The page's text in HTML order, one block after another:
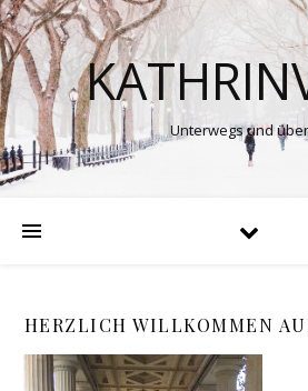
Unterwegs und
HERZLICH WILLKOMMEN